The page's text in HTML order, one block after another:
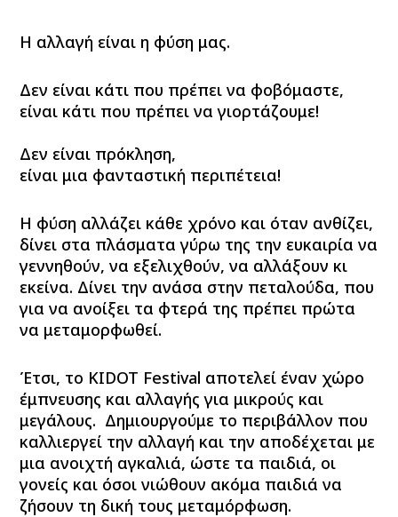
Η αλλαγή είναι η φύση μας.
Δεν είναι κάτι που πρέπει να φοβόμαστε,
είναι κάτι που πρέπει να γιορτάζουμε!
Δεν είναι πρόκληση,
είναι μια φανταστική περιπέτεια!
Η φύση αλλάζει κάθε χρόνο και όταν ανθίζει,
δίνει στα πλάσματα γύρω της την ευκαιρία να
γεννηθούν, να εξελιχθούν, να αλλάξουν κι
εκείνα. Δίνει την ανάσα στην πεταλούδα, που
για να ανοίξει τα φτερά της πρέπει πρώτα
να μεταμορφωθεί.
Έτσι, το KIDOT Festival αποτελεί έναν χώρο
έμπνευσης και αλλαγής για μικρούς και
μεγάλους. Δημιουργούμε το περιβάλλον που
καλλιεργεί την αλλαγή και την αποδέχεται με
μια ανοιχτή αγκαλιά, ώστε τα παιδιά, οι
γονείς και όσοι νιώθουν ακόμα παιδιά να
ζήσουν τη δική τους μεταμόρφωση.